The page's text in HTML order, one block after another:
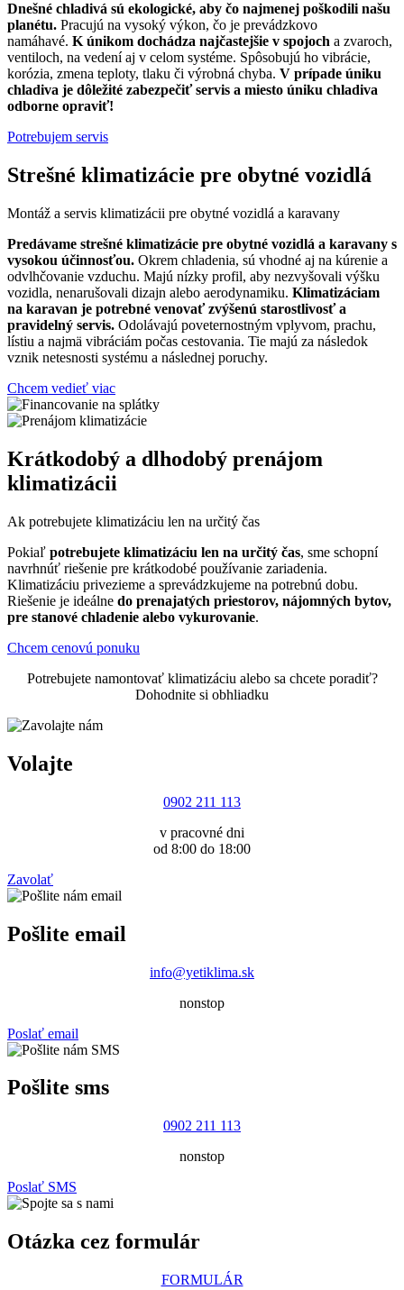
Dnešné chladivá sú ekologické, aby čo najmenej poškodili našu
planétu. Pracujú na vysoký výkon, čo je prevádzkovo
namáhavé. K únikom dochádza najčastejšie v spojoch a zvaroch,
ventiloch, na vedení aj v celom systéme. Spôsobujú ho vibrácie,
korózia, zmena teploty, tlaku či výrobná chyba. V prípade úniku
chladiva je dôležité zabezpečiť servis a miesto úniku chladiva
odborne opraviť!
Potrebujem servis
Strešné klimatizácie pre obytné vozidlá
Montáž a servis klimatizácii pre obytné vozidlá a karavany
Predávame strešné klimatizácie pre obytné vozidlá a karavany s
vysokou účinnosťou. Okrem chladenia, sú vhodné aj na kúrenie a
odvlhčovanie vzduchu. Majú nízky profil, aby nezvyšovali výšku
vozidla, nenarušovali dizajn alebo aerodynamiku. Klimatizáciam
na karavan je potrebné venovať zvýšenú starostlivosť a
pravidelný servis. Odolávajú poveternostným vplyvom, prachu,
lístiu a najmä vibráciám počas cestovania. Tie majú za následok
vznik netesnosti systému a následnej poruchy.
Chcem vedieť viac
Krátkodobý a dlhodobý prenájom
klimatizácii
Ak potrebujete klimatizáciu len na určitý čas
Pokiaľ potrebujete klimatizáciu len na určitý čas, sme schopní
navrhnúť riešenie pre krátkodobé používanie zariadenia.
Klimatizáciu privezieme a sprevádzkujeme na potrebnú dobu.
Riešenie je ideálne do prenajatých priestorov, nájomných bytov,
pre stanové chladenie alebo vykurovanie.
Chcem cenovú ponuku
Potrebujete namontovať klimatizáciu alebo sa chcete poradiť?
Dohodnite si obhliadku
Volajte
0902 211 113
v pracovné dni
od 8:00 do 18:00
Zavolať
Pošlite email
info@yetiklima.sk
nonstop
Poslať email
Pošlite sms
0902 211 113
nonstop
Poslať SMS
Otázka cez formulár
FORMULÁR